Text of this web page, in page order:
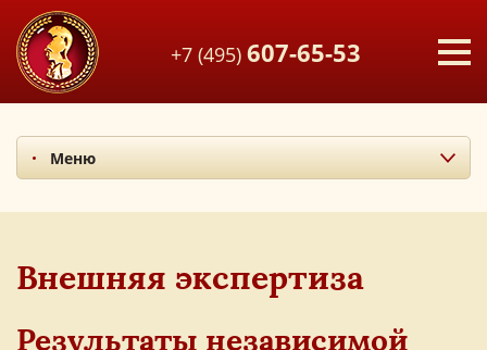
+7 (495) 607-65-53
Меню
Результаты ЕГЭ
Олимпиады и конкурсы
Внешняя экспертиза
Результаты независимой